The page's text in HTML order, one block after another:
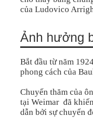
của Ludovico
Ảnh hưởng
Bắt đầu từ năm
phong cách của
Chuyến thăm của
tại Weimar đã
dẫn bởi sự chuyển